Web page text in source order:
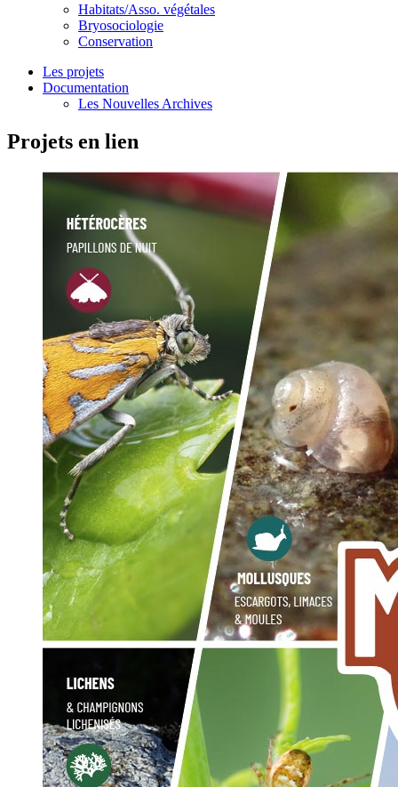
Habitats/Asso. végétales
Bryosociologie
Conservation
Les projets
Documentation
Les Nouvelles Archives
Projets en lien